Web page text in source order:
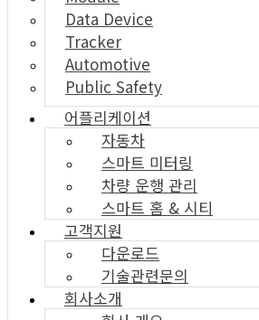
Data Device
Tracker
Automotive
Public Safety
어플리케이션
자동차
스마트 미터링
차량 운행 관리
스마트 홈 & 시티
고객지원
다운로드
기술관련문의
회사소개